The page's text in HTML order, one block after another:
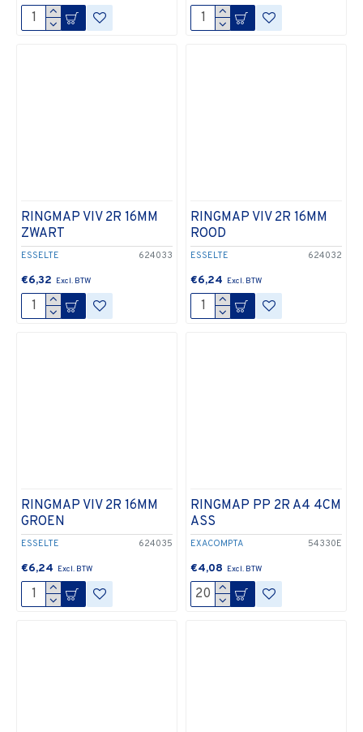
ESSELTE 624033
RINGMAP VIV 2R 16MM
ZWART
€6,32
ESSELTE 624032
RINGMAP VIV 2R 16MM
ROOD
€6,24
ESSELTE 624035
RINGMAP VIV 2R 16MM
GROEN
€6,24
EXACOMPTA 54330E
RINGMAP PP 2R A4 4CM
ASS
€4,08